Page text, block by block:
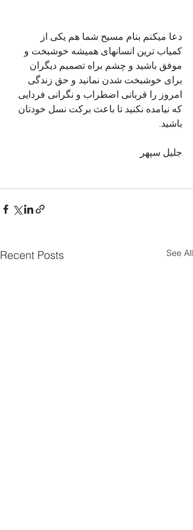
دعا میکنم بنام مسیح شما هم یکی از
کمیاب ترین انسانهای همیشه خوشبخت و
موفق باشید و چشم براه تصمیم دیگران
برای خوشبخت شدن نمانید و حق زندگی
امروز را قربانی اضطراب و نگرانی فردایی
که نیامده نکنید تا باعث برکت نسل خودتان
باشید.
جلیل سپهر
Recent Posts See All